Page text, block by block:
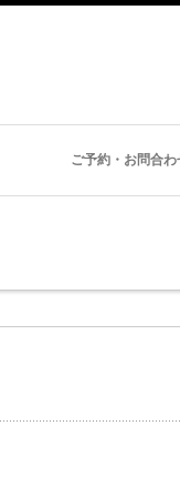
ご予約・お問合わ